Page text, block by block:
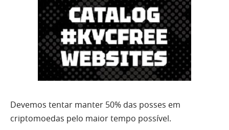
Devemos tentar manter 50% das posses em
criptomoedas pelo maior tempo possível.